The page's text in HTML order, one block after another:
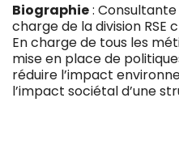
Biographie:
charge de la division RSE
En charge de tous les
mise en place de
réduire l’impact
l’impact sociétal d’une